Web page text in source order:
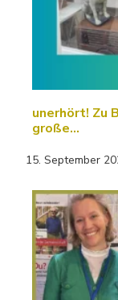
unerhört! Zu
große…
15. September